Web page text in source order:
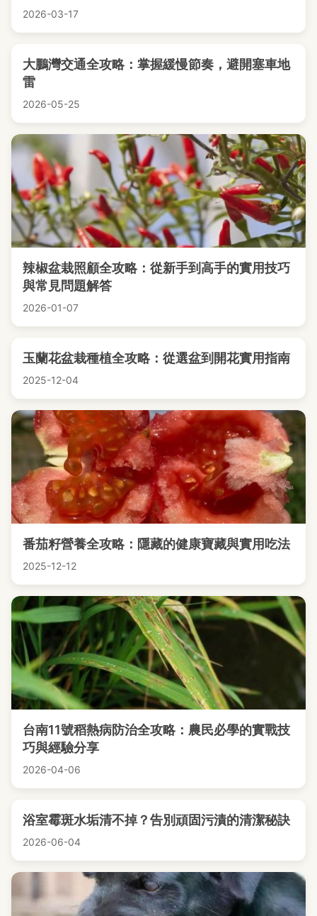
2026-03-17
大鵬灣交通全攻略：掌握緩慢節奏，避開塞車地
雷
2026-05-25
辣椒盆栽照顧全攻略：從新手到高手的實用技巧
與常見問題解答
2026-01-07
玉蘭花盆栽種植全攻略：從選盆到開花實用指南
2025-12-04
番茄籽營養全攻略：隱藏的健康寶藏與實用吃法
2025-12-12
台南11號稻熱病防治全攻略：農民必學的實戰技
巧與經驗分享
2026-04-06
浴室霉斑水垢清不掉？告別頑固污漬的清潔秘訣
2026-06-04